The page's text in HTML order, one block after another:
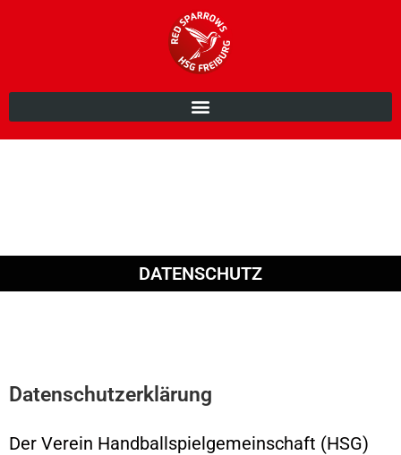
DATENSCHUTZ
Datenschutzerklärung
Der Verein Handballspielgemeinschaft (HSG)